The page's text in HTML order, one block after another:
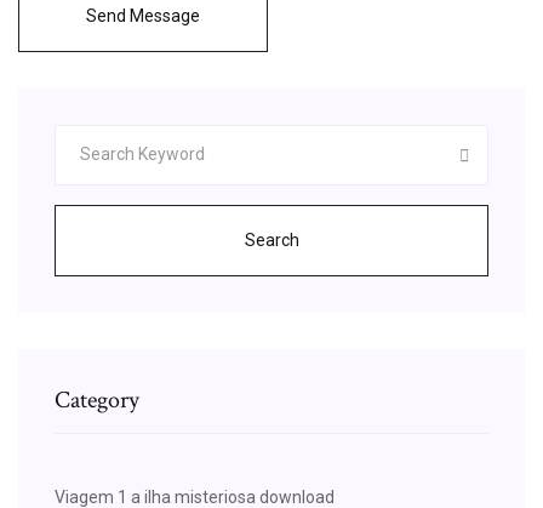
Send Message
Search
Category
Viagem 1 a ilha misteriosa download